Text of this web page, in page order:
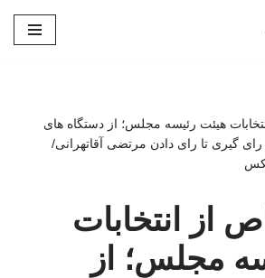
هیئت رئیسه مجلس؛ از دستگاه های
گیری تا رای دادن مرتضی آقاتهرانی/
از انتخابات
مجلس؛ از